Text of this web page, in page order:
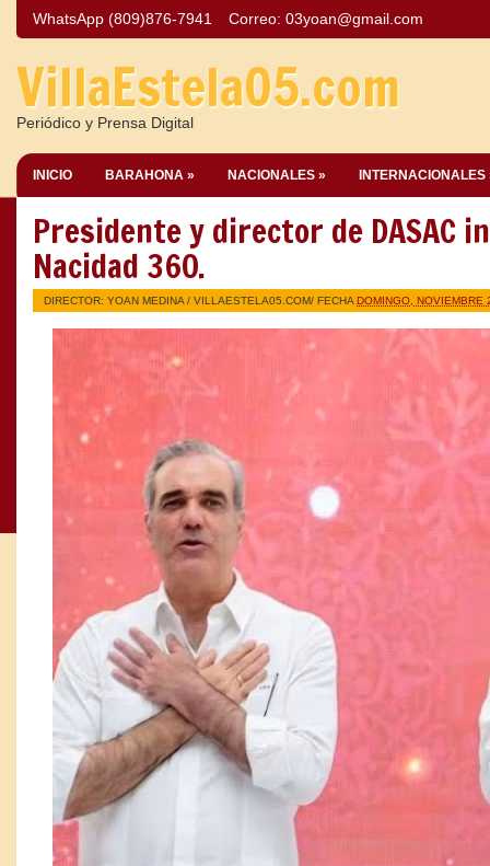
WhatsApp (809)876-7941 Correo: 03yoan@gmail.com
VillaEstela05.com
Periódico y Prensa Digital
INICIO BARAHONA » NACIONALES » INTERNACIONALES
Presidente y director de DASAC
Nacidad 360.
DIRECTOR: YOAN MEDINA / VILLAESTELA05.COM/ FECHA DOMINGO, NOVIEMBRE